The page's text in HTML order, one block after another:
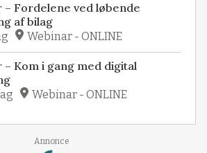
– Fordelene ved løbende
af bilag
Webinar - ONLINE
– Kom i gang med digital
Webinar - ONLINE
Annonce